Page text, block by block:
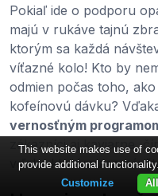
Pokiaľ ide o podporu
majú v rukáve tajnú
ktorým sa každá
víťazné kolo! Kto by
odmien počas toho,
kofeínovú dávku?
vernosťným
zákazníci aj kaviarne,
vďaka ktorému sa
This website makes use of
provide additional functionality.
Customize